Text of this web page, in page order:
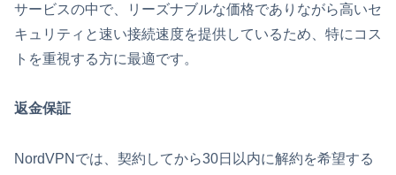
サービスの中で、リーズナブルな価格でありながら高いセ
キュリティと速い接続速度を提供しているため、特にコス
トを重視する方に最適です。
返金保証
NordVPNでは、契約してから30日以内に解約を希望する